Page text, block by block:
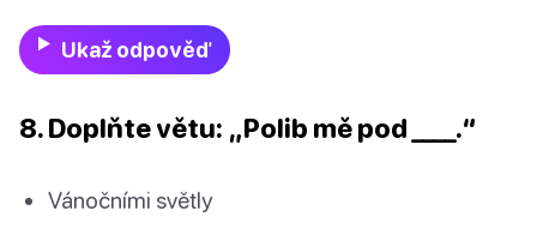
Ukaž odpověď
8. Doplňte větu: „Polib mě pod ____.“
Vánočními světly